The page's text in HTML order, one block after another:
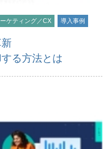
ケティング／CX 導入事例
る方法とは